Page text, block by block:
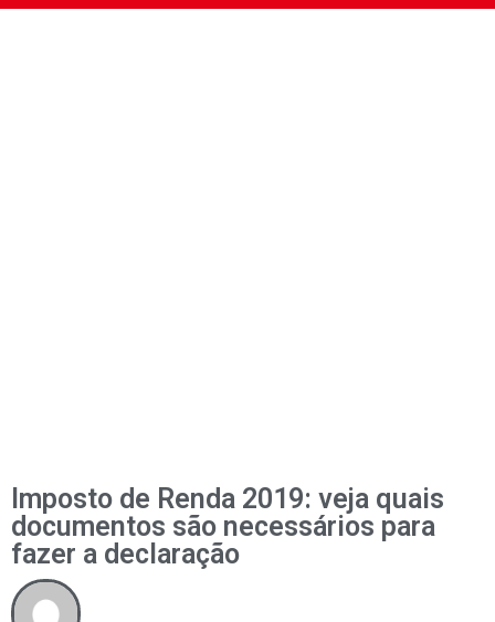
Imposto de Renda 2019: veja quais
documentos são necessários para
fazer a declaração